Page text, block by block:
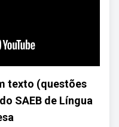
texto (questões
SAEB de Língua